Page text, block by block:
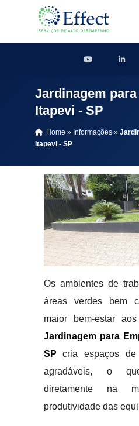
Jardinagem
Itapevi - SP
Home » Informações »
Itapevi - SP
Os ambientes de
áreas verdes bem
maior bem-estar
Jardinagem para
SP cria espaços de
agradáveis, o
diretamente na
produtividade das